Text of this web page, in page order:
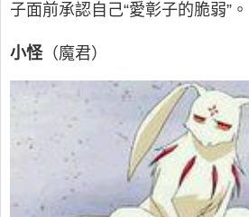
子面前承認自己“愛彰子的脆弱”。
小怪（魔君）